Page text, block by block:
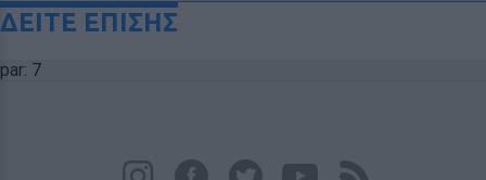
ΔΕΙΤΕ ΕΠΙΣΗΣ
par: 7